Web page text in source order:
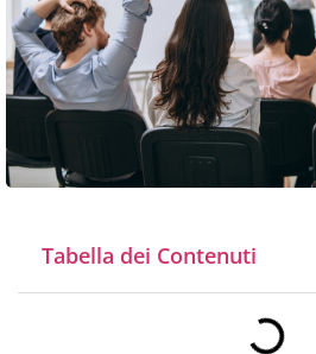
Tabella dei Contenuti